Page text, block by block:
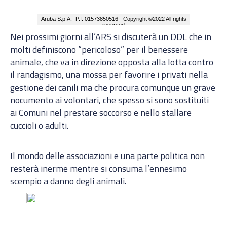
Nei prossimi giorni all’ARS si discuterà un DDL che in
molti definiscono “pericoloso” per il benessere
animale, che va in direzione opposta alla lotta contro
il randagismo, una mossa per favorire i privati nella
gestione dei canili ma che procura comunque un grave
nocumento ai volontari, che spesso si sono sostituiti
ai Comuni nel prestare soccorso e nello stallare
cuccioli o adulti.
Il mondo delle associazioni e una parte politica non
resterà inerme mentre si consuma l’ennesimo
scempio a danno degli animali.